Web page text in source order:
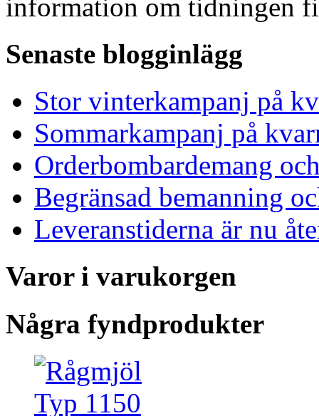
information om tidningen
Senaste blogginlägg
Stor vinterkampanj på
Sommarkampanj på
Orderbombardemang
Begränsad bemanning
Leveranstiderna är nu
Varor i varukorgen
Några fyndprodukter